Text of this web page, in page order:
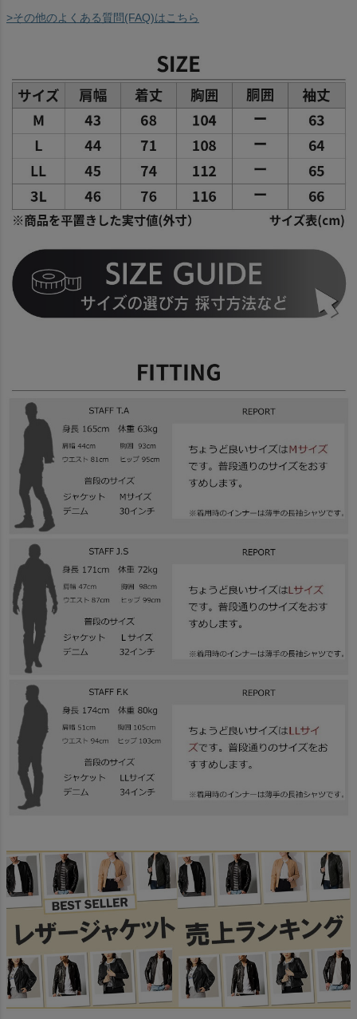
>その他のよくある質問(FAQ)はこちら